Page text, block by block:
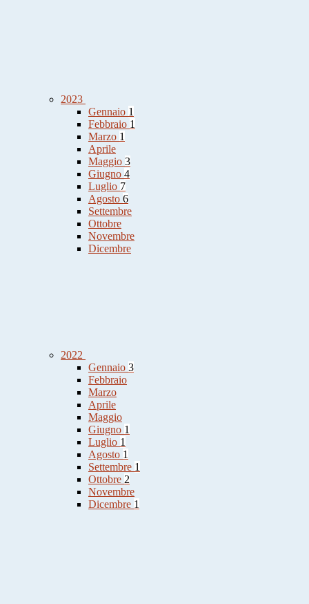
2023
Gennaio 1
Febbraio 1
Marzo 1
Aprile
Maggio 3
Giugno 4
Luglio 7
Agosto 6
Settembre
Ottobre
Novembre
Dicembre
2022
Gennaio 3
Febbraio
Marzo
Aprile
Maggio
Giugno 1
Luglio 1
Agosto 1
Settembre 1
Ottobre 2
Novembre
Dicembre 1